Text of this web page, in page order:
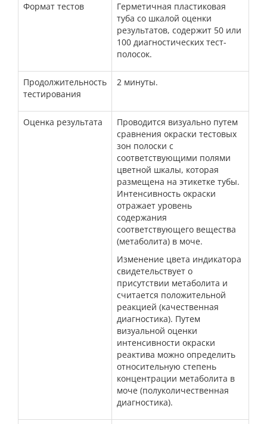
Формат тестов
Герметичная пластиковая
туба со шкалой оценки
результатов, содержит 50 или
100 диагностических тест-
полосок.
Продолжительность
тестирования
2 минуты.
Оценка результата
Проводится визуально путем
сравнения окраски тестовых
зон полоски с
соответствующими полями
цветной шкалы, которая
размещена на этикетке тубы.
Интенсивность окраски
отражает уровень
содержания
соответствующего вещества
(метаболита) в моче.
Изменение цвета индикатора
свидетельствует о
присутствии метаболита и
считается положительной
реакцией (качественная
диагностика). Путем
визуальной оценки
интенсивности окраски
реактива можно определить
относительную степень
концентрации метаболита в
моче (полуколичественная
диагностика).